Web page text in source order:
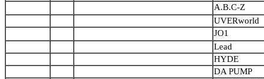
A.B.C-Z
UVERworld
JO1
Lead
HYDE
DA PUMP